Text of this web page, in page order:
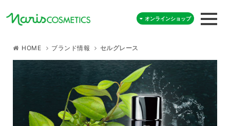
オンラインショップ
HOME ブランド情報 セルグレース